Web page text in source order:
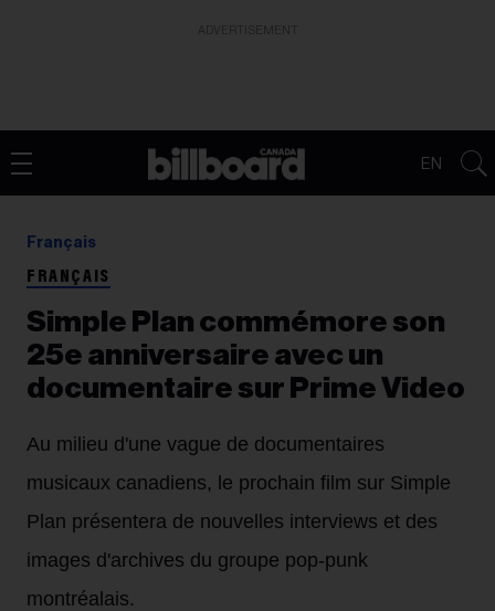
EN
Français
FRANÇAIS
Simple Plan commémore son
25e anniversaire avec un
documentaire sur Prime Video
Au milieu d'une vague de documentaires
musicaux canadiens, le prochain film sur Simple
Plan présentera de nouvelles interviews et des
images d'archives du groupe pop-punk
montréalais.